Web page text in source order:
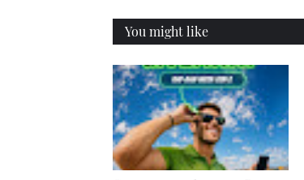
You might like